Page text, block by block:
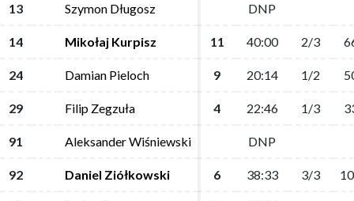
13 Szymon Długosz DNP
14 Mikołaj Kurpisz 11 40:00 2/3
24 Damian Pieloch 9 20:14 1/2
29 Filip Zegzuła 4 22:46 1/3
91 Aleksander Wiśniewski DNP
92 Daniel Ziółkowski 6 38:33 3/3
13 Szymon Długosz DNP
14 Mikołaj Kurpisz 11 40:00 2/3
24 Damian Pieloch 9 20:14 1/2
29 Filip Zegzuła 4 22:46 1/3
91 Aleksander Wiśniewski DNP
92 Daniel Ziółkowski 6 38:33 3/3